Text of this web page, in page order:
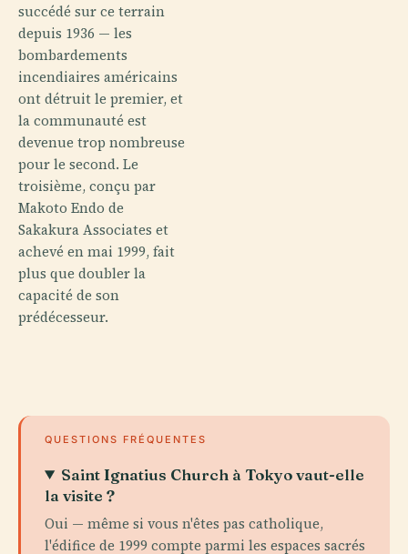
succédé sur ce terrain
depuis 1936 — les
bombardements
incendiaires américains
ont détruit le premier, et
la communauté est
devenue trop nombreuse
pour le second. Le
troisième, conçu par
Makoto Endo de
Sakakura Associates et
achevé en mai 1999, fait
plus que doubler la
capacité de son
prédécesseur.
QUESTIONS FRÉQUENTES
Saint Ignatius Church à Tokyo vaut-elle
la visite ?
Oui — même si vous n'êtes pas catholique,
l'édifice de 1999 compte parmi les espaces sacrés